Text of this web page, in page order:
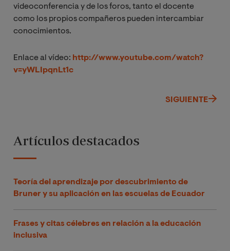
videoconferencia y de los foros, tanto el docente
como los propios compañeros pueden intercambiar
conocimientos.
Enlace al vídeo: http://www.youtube.com/watch?
v=yWLIpqnLt1c
SIGUIENTE
Artículos destacados
Teoría del aprendizaje por descubrimiento de
Bruner y su aplicación en las escuelas de Ecuador
Frases y citas célebres en relación a la educación
inclusiva